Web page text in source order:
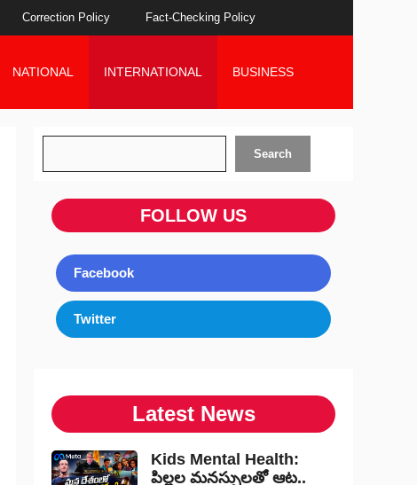
Correction Policy Fact-Checking Policy
NATIONAL INTERNATIONAL BUSINESS
Search
FOLLOW US
Facebook
Twitter
Latest News
Kids Mental Health:
పిల్లల మనస్సులతో ఆట..